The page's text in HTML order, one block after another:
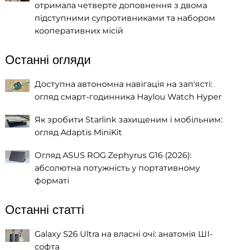
отримала четверте доповнення з двома
підступними супротивниками та набором
кооперативних місій
Останні огляди
Доступна автономна навігація на зап'ясті:
огляд смарт-годинника Haylou Watch Hyper
Як зробити Starlink захищеним і мобільним:
огляд Adaptis MiniKit
Огляд ASUS ROG Zephyrus G16 (2026):
абсолютна потужність у портативному
форматі
Останні статті
Galaxy S26 Ultra на власні очі: анатомія ШІ-
софта